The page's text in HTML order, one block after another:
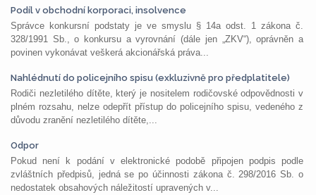
Podíl v obchodní korporaci, insolvence
Správce konkursní podstaty je ve smyslu § 14a odst. 1 zákona č.
328/1991 Sb., o konkursu a vyrovnání (dále jen „ZKV“), oprávněn a
povinen vykonávat veškerá akcionářská práva...
Nahlédnutí do policejního spisu (exkluzivně pro předplatitele)
Rodiči nezletilého dítěte, který je nositelem rodičovské odpovědnosti v
plném rozsahu, nelze odepřít přístup do policejního spisu, vedeného z
důvodu zranění nezletilého dítěte,...
Odpor
Pokud není k podání v elektronické podobě připojen podpis podle
zvláštních předpisů, jedná se po účinnosti zákona č. 298/2016 Sb. o
nedostatek obsahových náležitostí upravených v...